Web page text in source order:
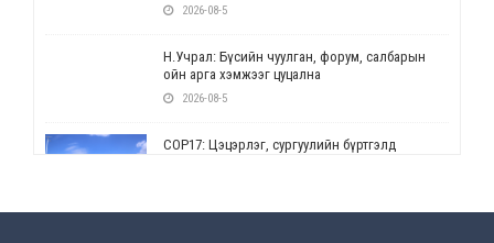
2026-08-5
Н.Учрал: Бүсийн чуулган, форум, салбарын
ойн арга хэмжээг цуцална
2026-08-5
СОР17: Цэцэрлэг, сургуулийн бүртгэлд